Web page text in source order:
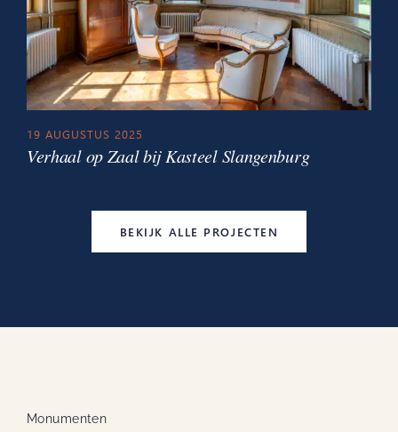
19 AUGUSTUS 2025
Verhaal op Zaal bij Kasteel Slangenburg
BEKIJK ALLE PROJECTEN
Monumenten